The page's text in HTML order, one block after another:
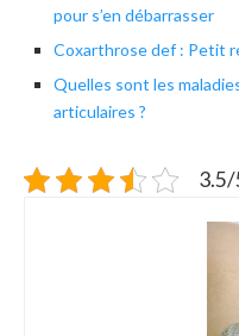
pour s’en débarrasser
Coxarthrose def : Petit
Quelles sont les
articulaires ?
3.5/